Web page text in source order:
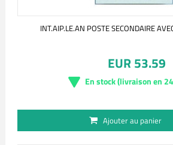
INT.AIP.LE.AN POSTE SECONDAIRE
EUR 53.59
En stock (livraison en
Ajouter au panier